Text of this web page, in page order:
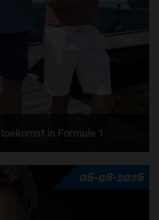
in Formule 1
06-08-2026